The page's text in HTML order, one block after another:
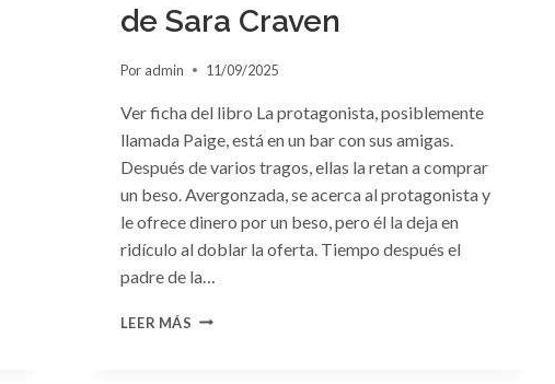
de Sara Craven
Por admin 11/09/2025
Ver ficha del libro La protagonista, posiblemente
llamada Paige, está en un bar con sus amigas.
Después de varios tragos, ellas la retan a comprar
un beso. Avergonzada, se acerca al protagonista y
le ofrece dinero por un beso, pero él la deja en
ridículo al doblar la oferta. Tiempo después el
padre de la…
LEER MÁS CONSULTA